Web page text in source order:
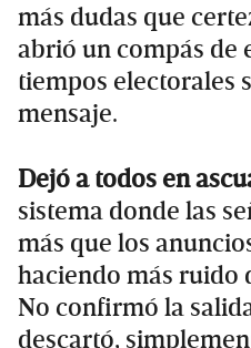
más dudas que
abrió un compás de
tiempos electorales
mensaje.
Dejó a todos en
sistema donde las
más que los
haciendo más ruido
No confirmó la
descartó,